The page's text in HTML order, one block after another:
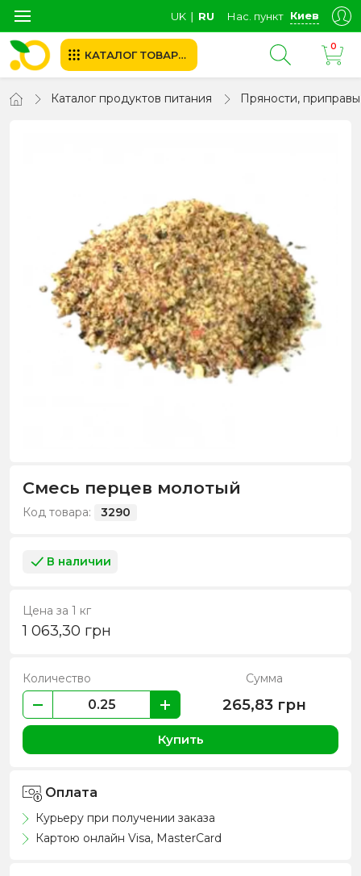
UK ∣ RU Нас. пункт Киев
КАТАЛОГ ТОВАРОВ
0
Каталог продуктов питания Пряности, приправы
Смесь перцев молотый
Код товара: 3290
В наличии
Цена за 1 кг
1 063,30 грн
Количество Сумма
265,83 грн
Купить
Оплата
Курьеру при получении заказа
Картою онлайн Visa, MasterCard